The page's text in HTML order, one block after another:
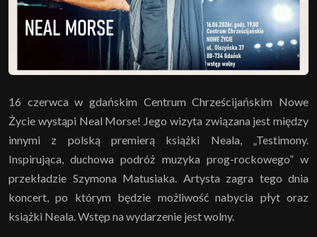
16 czerwca w gdańskim Centrum Chrześcijańskim Nowe
Życie wystąpi Neal Morse! Jego wizyta związana jest między
innymi z polską premierą książki Neala, „Testimony.
Inspirująca, duchowa podróż muzyka prog-rockowego” w
przekładzie Szymona Matusiaka. Artysta zagra tego dnia
koncert, po którym będzie możliwość nabycia płyt oraz
książki Neala. Wstęp na wydarzenie jest wolny.